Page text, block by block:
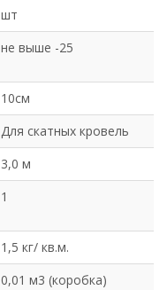
шт
не выше -25
10см
Для скатных кровель
3,0 м
1
1,5 кг/ кв.м.
0,01 м3 (коробка)